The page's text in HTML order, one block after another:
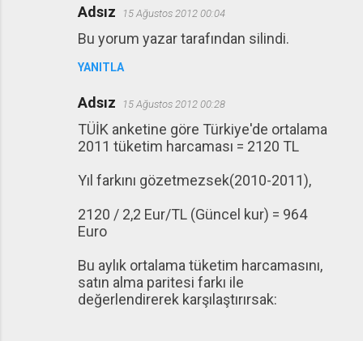
Adsız 15 Ağustos 2012 00:04
Bu yorum yazar tarafından silindi.
YANITLA
Adsız 15 Ağustos 2012 00:28
TÜİK anketine göre Türkiye'de ortalama
2011 tüketim harcaması = 2120 TL
Yıl farkını gözetmezsek(2010-2011),
2120 / 2,2 Eur/TL (Güncel kur) = 964
Euro
Bu aylık ortalama tüketim harcamasını,
satın alma paritesi farkı ile
değerlendirerek karşılaştırırsak: